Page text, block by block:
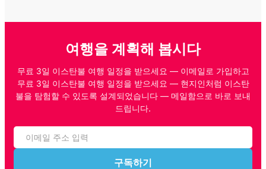
여행을 계획해 봅시다
무료 3일 이스탄불 여행 일정을 받으세요 — 이메일로 가입하고
무료 3일 이스탄불 여행 일정을 받으세요 — 현지인처럼 이스탄
불을 탐험할 수 있도록 설계되었습니다 — 메일함으로 바로 보내
드립니다.
구독하기